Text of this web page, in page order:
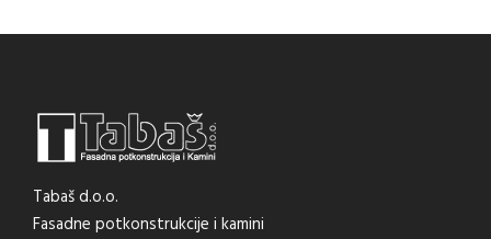
Tabaš d.o.o.
Fasadne potkonstrukcije i kamini